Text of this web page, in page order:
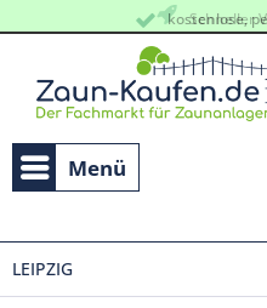
Schneller
kostenlose,
Menü
LEIPZIG